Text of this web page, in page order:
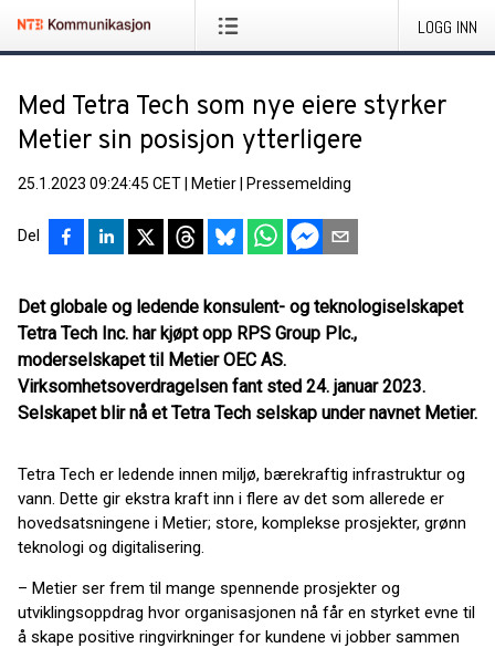
LOGG INN
Med Tetra Tech som nye eiere styrker
Metier sin posisjon ytterligere
25.1.2023 09:24:45 CET Metier Pressemelding
Del
Det globale og ledende konsulent- og teknologiselskapet
Tetra Tech Inc. har kjøpt opp RPS Group Plc.,
moderselskapet til Metier OEC AS.
Virksomhetsoverdragelsen fant sted 24. januar 2023.
Selskapet blir nå et Tetra Tech selskap under navnet Metier.
Tetra Tech er ledende innen miljø, bærekraftig infrastruktur og
vann. Dette gir ekstra kraft inn i flere av det som allerede er
hovedsatsningene i Metier; store, komplekse prosjekter, grønn
teknologi og digitalisering.
– Metier ser frem til mange spennende prosjekter og
utviklingsoppdrag hvor organisasjonen nå får en styrket evne til
å skape positive ringvirkninger for kundene vi jobber sammen